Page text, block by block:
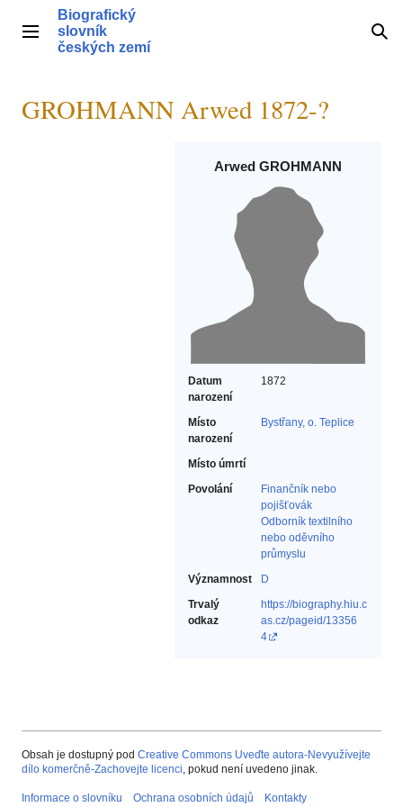
obsahHlavní menu
Biografický
slovník
českých zemí
GROHMANN Arwed 1872-?
Arwed GROHMANN
Datum
narození
1872
Místo
narození
Bystřany, o. Teplice
Místo úmrtí
Povolání
Finančník nebo
pojišťovák‎
Odborník textilního
nebo oděvního
průmyslu‎
Významnost
D
Trvalý
odkaz
https://biography.hiu.c
as.cz/pageid/13356
4
Obsah je dostupný pod Creative Commons Uveďte autora-Nevyužívejte
dílo komerčně-Zachovejte licenci, pokud není uvedeno jinak.
Informace o slovníku Ochrana osobních údajů Kontakty